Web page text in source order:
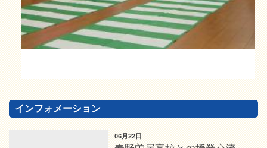
インフォメーション
06月22日